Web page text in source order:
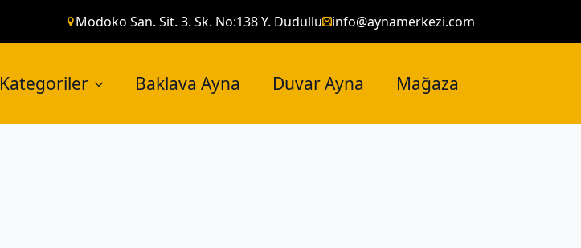
Modoko San. Sit. 3. Sk. No:138 Y. Dudullu info@aynamerkezi.com
Kategoriler Baklava Ayna Duvar Ayna Mağaza